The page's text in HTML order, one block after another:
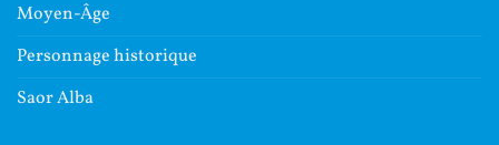
Moyen-Âge
Personnage historique
Saor Alba